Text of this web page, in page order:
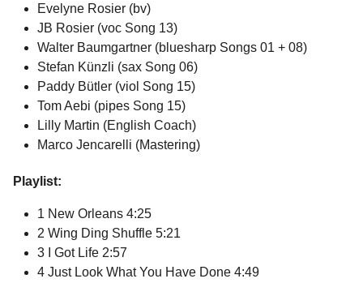
Evelyne Rosier (bv)
JB Rosier (voc Song 13)
Walter Baumgartner (bluesharp Songs 01 + 08)
Stefan Künzli (sax Song 06)
Paddy Bütler (viol Song 15)
Tom Aebi (pipes Song 15)
Lilly Martin (English Coach)
Marco Jencarelli (Mastering)
Playlist:
1 New Orleans 4:25
2 Wing Ding Shuffle 5:21
3 I Got Life 2:57
4 Just Look What You Have Done 4:49